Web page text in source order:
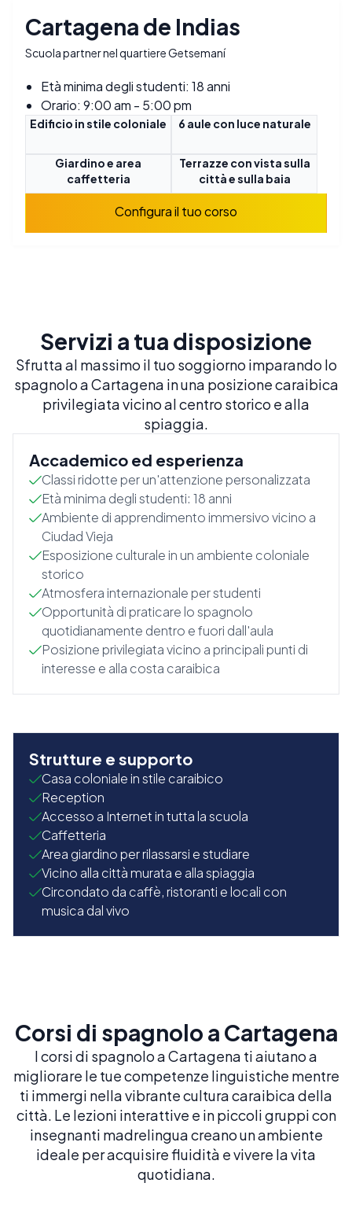
Cartagena de Indias
Scuola partner nel quartiere Getsemaní
Età minima degli studenti: 18 anni
Orario: 9:00 am - 5:00 pm
Edificio in stile coloniale 6 aule con luce naturale
Giardino e area
caffetteria
Terrazze con vista sulla
città e sulla baia
Configura il tuo corso
Servizi a tua disposizione
Sfrutta al massimo il tuo soggiorno imparando lo
spagnolo a Cartagena in una posizione caraibica
privilegiata vicino al centro storico e alla
spiaggia.
Accademico ed esperienza
Classi ridotte per un'attenzione personalizzata
Età minima degli studenti: 18 anni
Ambiente di apprendimento immersivo vicino a
Ciudad Vieja
Esposizione culturale in un ambiente coloniale
storico
Atmosfera internazionale per studenti
Opportunità di praticare lo spagnolo
quotidianamente dentro e fuori dall'aula
Posizione privilegiata vicino a principali punti di
interesse e alla costa caraibica
Strutture e supporto
Casa coloniale in stile caraibico
Reception
Accesso a Internet in tutta la scuola
Caffetteria
Area giardino per rilassarsi e studiare
Vicino alla città murata e alla spiaggia
Circondato da caffè, ristoranti e locali con
musica dal vivo
Corsi di spagnolo a Cartagena
I corsi di spagnolo a Cartagena ti aiutano a
migliorare le tue competenze linguistiche mentre
ti immergi nella vibrante cultura caraibica della
città. Le lezioni interattive e in piccoli gruppi con
insegnanti madrelingua creano un ambiente
ideale per acquisire fluidità e vivere la vita
quotidiana.